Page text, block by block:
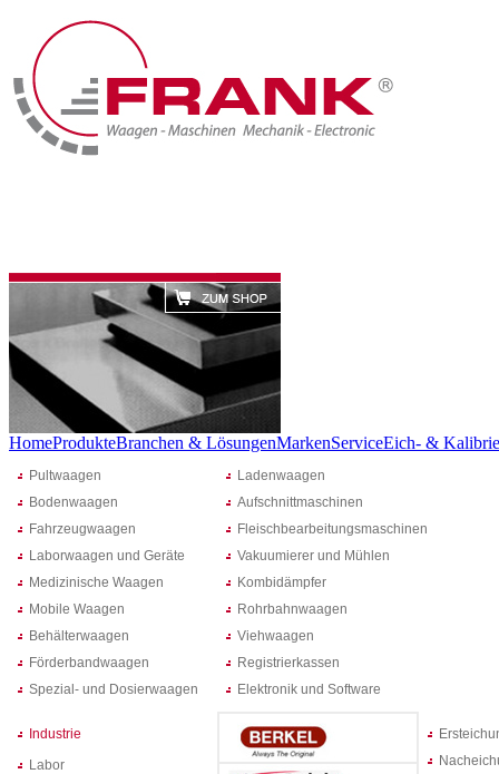
HomeProdukteBranchen & LösungenMarkenServiceEich- &
Pultwaagen
Bodenwaagen
Fahrzeugwaagen
Laborwaagen und Geräte
Medizinische Waagen
Mobile Waagen
Behälterwaagen
Förderbandwaagen
Spezial- und Dosierwaagen
Ladenwaagen
Aufschnittmaschinen
Fleischbearbeitungsmaschinen
Vakuumierer und Mühlen
Kombidämpfer
Rohrbahnwaagen
Viehwaagen
Registrierkassen
Elektronik und Software
Industrie
Labor